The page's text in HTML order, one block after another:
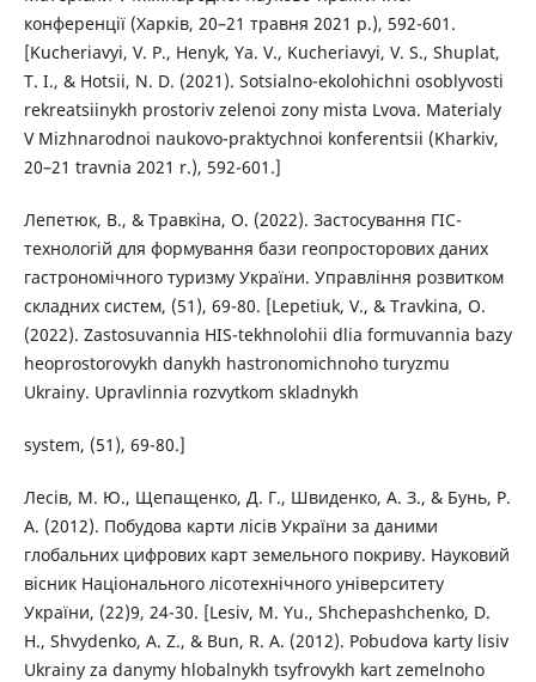
конференції (Харків, 20–21 травня 2021 р.), 592-601.
[Kucheriavyi, V. P., Henyk, Ya. V., Kucheriavyi, V. S., Shuplat,
T. I., & Hotsii, N. D. (2021). Sotsialno-ekolohichni osoblyvosti
rekreatsiinykh prostoriv zelenoi zony mista Lvova. Materialy
V Mizhnarodnoi naukovo-praktychnoi konferentsii (Kharkiv,
20–21 travnia 2021 r.), 592-601.]
Лепетюк, В., & Травкіна, О. (2022). Застосування ГІС-
технологій для формування бази геопросторових даних
гастрономічного туризму України. Управління розвитком
складних систем, (51), 69-80. [Lepetiuk, V., & Travkina, O.
(2022). Zastosuvannia HIS-tekhnolohii dlia formuvannia bazy
heoprostorovykh danykh hastronomichnoho turyzmu
Ukrainy. Upravlinnia rozvytkom skladnykh
system, (51), 69-80.]
Лесів, М. Ю., Щепащенко, Д. Г., Швиденко, А. З., & Бунь, Р.
А. (2012). Побудова карти лісів України за даними
глобальних цифрових карт земельного покриву. Науковий
вісник Національного лісотехнічного університету
України, (22)9, 24-30. [Lesiv, M. Yu., Shchepashchenko, D.
H., Shvydenko, A. Z., & Bun, R. A. (2012). Pobudova karty lisiv
Ukrainy za danymy hlobalnykh tsyfrovykh kart zemelnoho